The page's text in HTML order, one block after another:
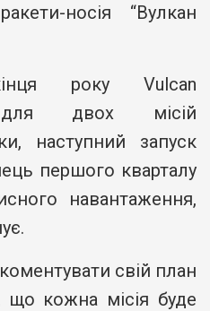
носія “Вулкан
року Vulcan
для двох місій
наступний запуск
першого кварталу
навантаження,
свій план
що кожна місія буде